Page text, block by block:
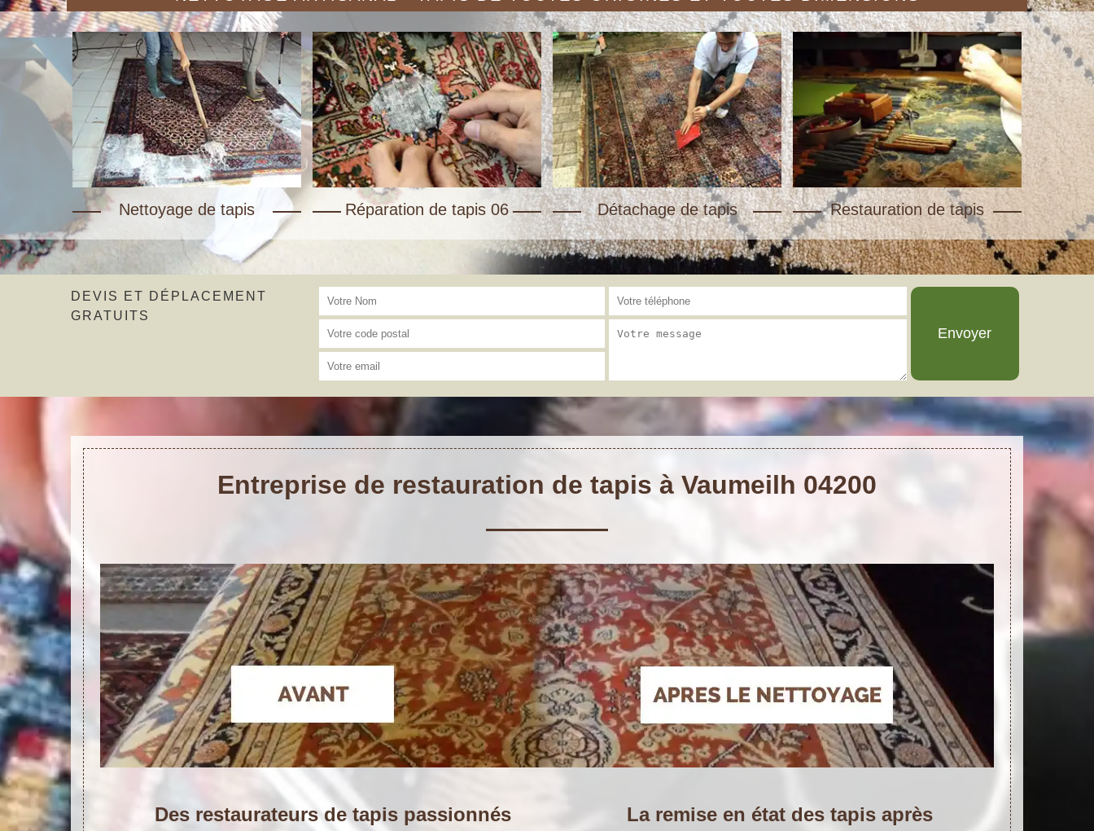
Nettoyage de tapis Réparation de tapis 06 Détachage de tapis Restauration de tapis
DEVIS ET DÉPLACEMENT
GRATUITS
Entreprise de restauration de tapis à Vaumeilh 04200
Des restaurateurs de tapis passionnés
La remise en état des tapis après